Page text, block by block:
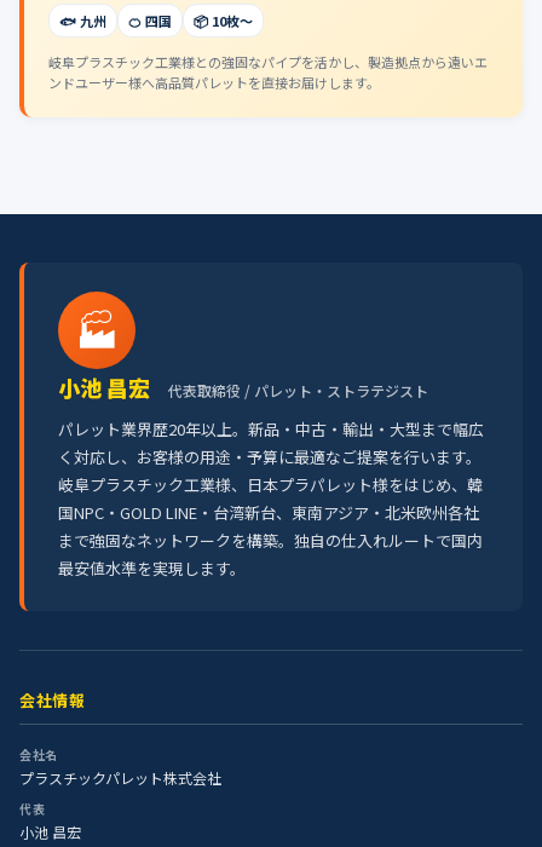
🐟 九州 🍊 四国 📦 10枚〜
岐阜プラスチック工業様との強固なパイプを活かし、製造拠点から遠いエ
ンドユーザー様へ高品質パレットを直接お届けします。
🏭
小池 昌宏 代表取締役 / パレット・ストラテジスト
パレット業界歴20年以上。新品・中古・輸出・大型まで幅広
く対応し、お客様の用途・予算に最適なご提案を行います。
岐阜プラスチック工業様、日本プラパレット様をはじめ、韓
国NPC・GOLD LINE・台湾新台、東南アジア・北米欧州各社
まで強固なネットワークを構築。独自の仕入れルートで国内
最安値水準を実現します。
会社情報
会社名
プラスチックパレット株式会社
代表
小池 昌宏